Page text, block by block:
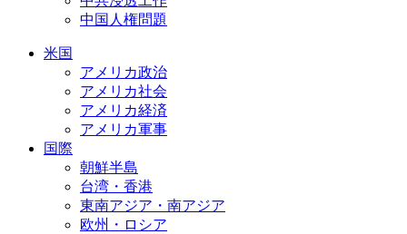
中国人権問題
米国
アメリカ政治
アメリカ社会
アメリカ経済
アメリカ軍事
国際
朝鮮半島
台湾・香港
東南アジア・南アジア
欧州・ロシア